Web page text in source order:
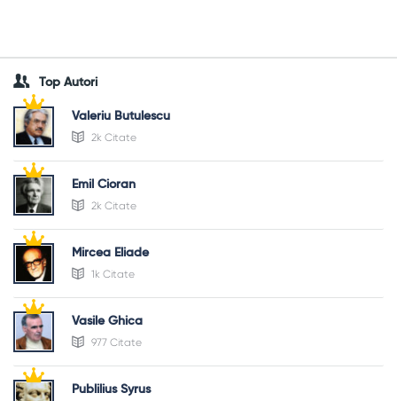
Top Autori
Valeriu Butulescu
2k Citate
Emil Cioran
2k Citate
Mircea Eliade
1k Citate
Vasile Ghica
977 Citate
Publilius Syrus